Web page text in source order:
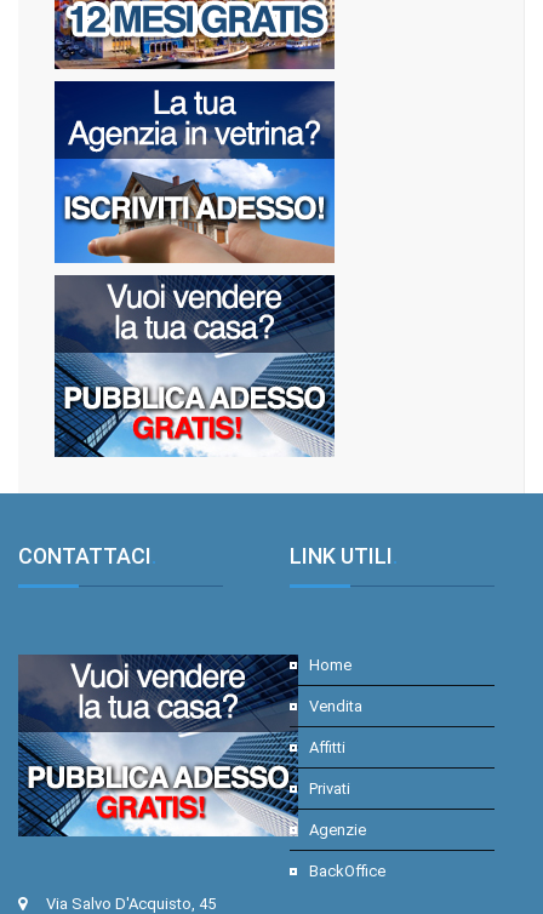
CONTATTACI.
Via Salvo D'Acquisto, 45
LINK UTILI.
Home
Vendita
Affitti
Privati
Agenzie
BackOffice